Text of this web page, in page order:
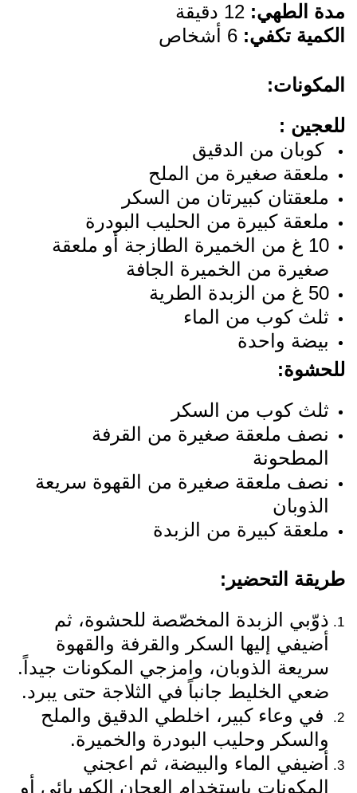
مدة الطهي:
الكمية تكفي:
المكونات:
للعجين :
كوبان من الدقيق
ملعقة صغيرة من الملح
ملعقتان كبيرتان من السكر
ملعقة كبيرة من الحليب البودرة
10 غ من الخميرة الطازجة أو ملعقة
صغيرة من الخميرة الجافة
50 غ من الزبدة الطرية
ثلث كوب من الماء
بيضة واحدة
للحشوة:
ثلث كوب من السكر
نصف ملعقة صغيرة من القرفة
المطحونة
نصف ملعقة صغيرة من القهوة سريعة
الذوبان
ملعقة كبيرة من الزبدة
طريقة التحضير:
ذوّبي الزبدة المخصّصة للحشوة، ثم
أضيفي إليها السكر والقرفة والقهوة
سريعة الذوبان، وامزجي المكونات جيداً.
ضعي الخليط جانباً في الثلاجة حتى يبرد.
في وعاء كبير، اخلطي الدقيق والملح
والسكر وحليب البودرة والخميرة.
أضيفي الماء والبيضة، ثم اعجني
المكونات باستخدام العجان الكهربائي أو